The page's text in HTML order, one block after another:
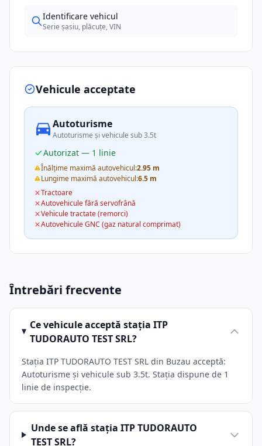
Identificare vehicul
Serie șasiu, plăcuțe, VIN
Vehicule acceptate
Autoturisme
Autoturisme și vehicule sub 3.5t
Autorizat — 1 linie
Înălțime maximă autovehicul:2.95 m
Lungime maximă autovehicul:6.5 m
Tractoare
Autovehicule fără servofrână
Vehicule tractate (remorci)
Autovehicule GNC (gaz natural comprimat)
Întrebări frecvente
Ce vehicule acceptă stația ITP
TUDORAUTO TEST SRL?
Stația ITP TUDORAUTO TEST SRL din Buzau acceptă:
Autoturisme și vehicule sub 3.5t. Stația dispune de 1
linie de inspecție.
Unde se află stația ITP TUDORAUTO
TEST SRL?